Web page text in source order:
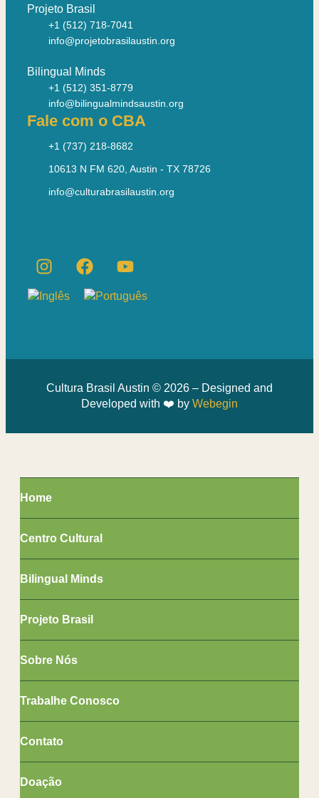
Projeto Brasil
+1 (512) 718-7041
info@projetobrasilaustin.org
Bilingual Minds
+1 (512) 351-8779
info@bilingualmindsaustin.org
Fale com o CBA
+1 (737) 218-8682
10613 N FM 620, Austin - TX 78726
info@culturabrasilaustin.org
Cultura Brasil Austin © 2026 – Designed and
Developed with ❤️ by Webegin
Home
Centro Cultural
Bilingual Minds
Projeto Brasil
Sobre Nós
Trabalhe Conosco
Contato
Doação